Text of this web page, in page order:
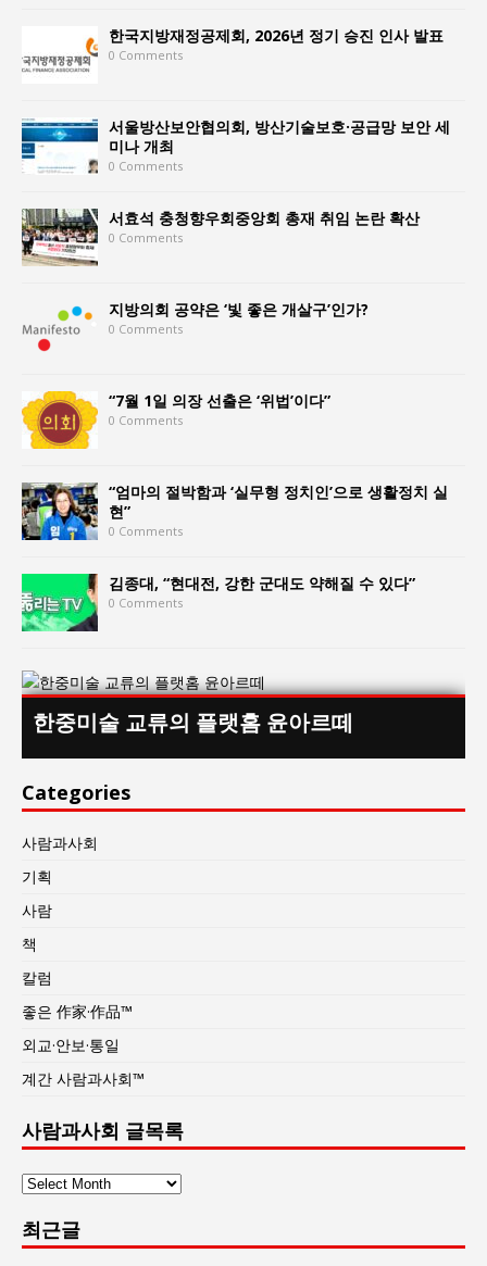
한국지방재정공제회, 2026년 정기 승진 인사 발표
0 Comments
서울방산보안협의회, 방산기술보호·공급망 보안 세
미나 개최
0 Comments
서효석 충청향우회중앙회 총재 취임 논란 확산
0 Comments
지방의회 공약은 ‘빛 좋은 개살구’인가?
0 Comments
“7월 1일 의장 선출은 ‘위법’이다”
0 Comments
“엄마의 절박함과 ‘실무형 정치인’으로 생활정치 실
현”
0 Comments
김종대, “현대전, 강한 군대도 약해질 수 있다”
0 Comments
한중미술 교류의 플랫홈 윤아르떼
Categories
사람과사회
기획
사람
책
칼럼
좋은 作家·作品™
외교·안보·통일
계간 사람과사회™
사람과사회 글목록
사
과
사
최근글